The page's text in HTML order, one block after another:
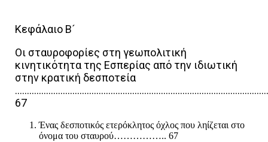
Κεφάλαιο Β´
Οι σταυροφορίες στη γεωπολιτική
κινητικότητα της Εσπερίας από την ιδιωτική
στην κρατική δεσποτεία
67
Ένας δεσποτικός ετερόκλητος όχλος που ληίζεται στο
όνομα του σταυρού…………….. 67